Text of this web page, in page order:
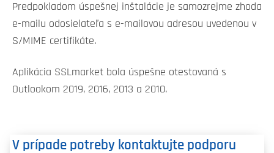
Predpokladom úspešnej inštalácie je samozrejme zhoda
e-mailu odosielateľa s e-mailovou adresou uvedenou v
S/MIME certifikáte.
Aplikácia SSLmarket bola úspešne otestovaná s
Outlookom 2019, 2016, 2013 a 2010.
V prípade potreby kontaktujte podporu